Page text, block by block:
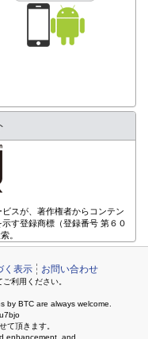
スが、著作権者からコンテン
す登録商標（登録番号 第６０
。
く表示 お問い合わせ
利用ください。
by BTC are always welcome.
て頂きます。
enhancement, and